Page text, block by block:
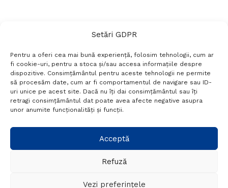
Setări GDPR
Pentru a oferi cea mai bună experiență, folosim tehnologii, cum ar
fi cookie-uri, pentru a stoca și/sau accesa informațiile despre
dispozitive. Consimțământul pentru aceste tehnologii ne permite
să procesăm date, cum ar fi comportamentul de navigare sau ID-
uri unice pe acest site. Dacă nu îți dai consimțământul sau îți
retragi consimțământul dat poate avea afecte negative asupra
unor anumite funcționalități și funcții.
Acceptă
Refuză
Vezi preferințele
Termeni si conditii
Politică de confidențialitate
Politica cookies
Setări GDPR
+40 788 760 194